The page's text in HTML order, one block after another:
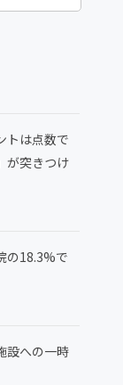
トは点数で
が突きつけ
の18.3%で
設への一時